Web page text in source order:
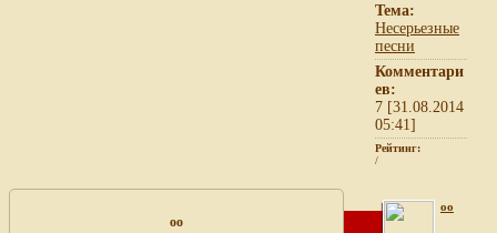
Тема:
Несерьезные
песни
Комментари
ев:
7 [31.08.2014
05:41]
Рейтинг:
/
oo
oo